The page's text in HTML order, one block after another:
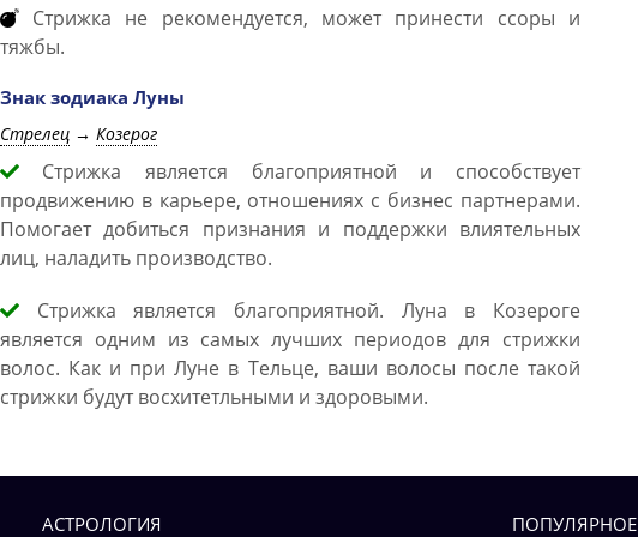
Стрижка не рекомендуется, может принести ссоры и
тяжбы.
Знак зодиака Луны
Стрелец→ Козерог
Стрижка является благоприятной и способствует
продвижению в карьере, отношениях с бизнес партнерами.
Помогает добиться признания и поддержки влиятельных
лиц, наладить производство.
Стрижка является благоприятной. Луна в Козероге
является одним из самых лучших периодов для стрижки
волос. Как и при Луне в Тельце, ваши волосы после такой
стрижки будут восхитетльными и здоровыми.
АСТРОЛОГИЯ ПОПУЛЯРНОЕ